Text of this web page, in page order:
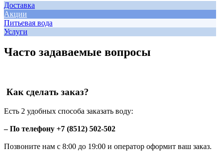
Доставка
Акции
Питьевая вода
Услуги
Часто задаваемые вопросы
Как сделать заказ?
Есть 2 удобных способа заказать воду:
– По телефону +7 (8512) 502-502
Позвоните нам с 8:00 до 19:00 и оператор оформит ваш заказ.